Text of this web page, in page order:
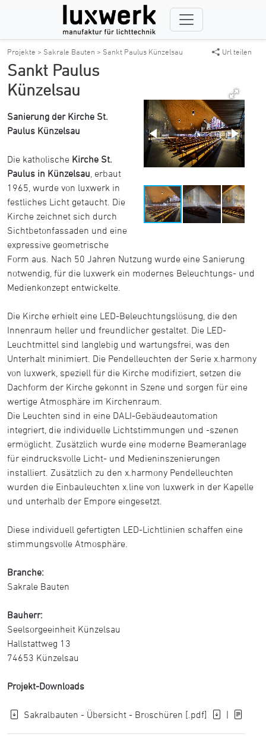
Projekte > Sakrale Bauten > Sankt Paulus Künzelsau Url teilen
Sankt Paulus
Künzelsau
Sanierung der Kirche St.
Paulus Künzelsau
Die katholische Kirche St.
Paulus in Künzelsau , erbaut
1965, wurde von luxwerk in
festliches Licht getaucht. Die
Kirche zeichnet sich durch
Sichtbetonfassaden und eine
expressive geometrische
Form aus. Nach 50 Jahren Nutzung wurde eine Sanierung
notwendig, für die luxwerk ein modernes Beleuchtungs- und
Medienkonzept entwickelte.
Die Kirche erhielt eine LED-Beleuchtungslösung, die den
Innenraum heller und freundlicher gestaltet. Die LED-
Leuchtmittel sind langlebig und wartungsfrei, was den
Unterhalt minimiert. Die Pendelleuchten der Serie x.harmony
von luxwerk, speziell für die Kirche modifiziert, setzen die
Dachform der Kirche gekonnt in Szene und sorgen für eine
wertige Atmosphäre im Kirchenraum.
Die Leuchten sind in eine DALI-Gebäudeautomation
integriert, die individuelle Lichtstimmungen und -szenen
ermöglicht. Zusätzlich wurde eine moderne Beameranlage
für eindrucksvolle Licht- und Medieninszenierungen
installiert. Zusätzlich zu den x.harmony Pendelleuchten
wurden die Einbauleuchten x.line von luxwerk in der Kapelle
und unterhalb der Empore eingesetzt.
Diese individuell gefertigten LED-Lichtlinien schaffen eine
stimmungsvolle Atmosphäre.
Branche:
Sakrale Bauten
Bauherr:
Seelsorgeeinheit Künzelsau
Hallstattweg 13
74653 Künzelsau
Projekt-Downloads
Sakralbauten - Übersicht - Broschüren [.pdf] |